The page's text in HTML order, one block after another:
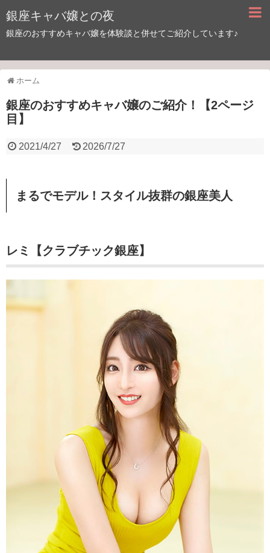
銀座キャバ嬢との夜
銀座のおすすめキャバ嬢を体験談と併せてご紹介しています♪
ホーム
銀座のおすすめキャバ嬢のご紹介！【2ページ
目】
2021/4/27 2026/7/27
まるでモデル！スタイル抜群の銀座美人
レミ【クラブチック銀座】